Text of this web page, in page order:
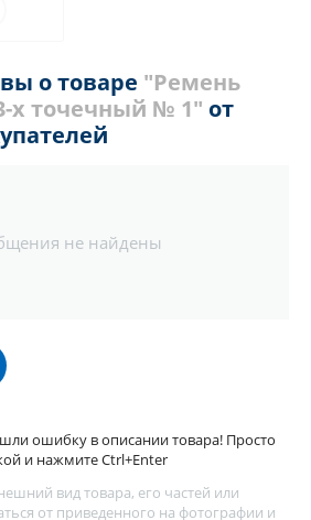
о товаре "Ремень
х точечный № 1" от
не найдены
ошибку в описании товара! Просто
и нажмите Ctrl+Enter
вид товара, его частей или
от приведенного на фотографии и